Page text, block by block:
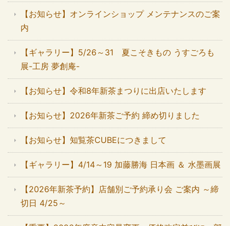
【お知らせ】オンラインショップ メンテナンスのご案
内
【ギャラリー】5/26～31 夏こそきもの うすごろも
展-工房 夢創庵-
【お知らせ】令和8年新茶まつりに出店いたします
【お知らせ】2026年新茶ご予約 締め切りました
【お知らせ】知覧茶CUBEにつきまして
【ギャラリー】4/14～19 加藤勝海 日本画 ＆ 水墨画展
【2026年新茶予約】店舗別ご予約承り会 ご案内 ～締
切日 4/25～